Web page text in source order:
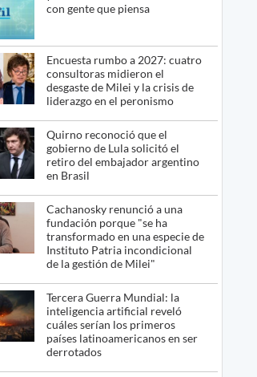
con gente que piensa
Encuesta rumbo a 2027: cuatro
consultoras midieron el
desgaste de Milei y la crisis de
liderazgo en el peronismo
Quirno reconoció que el
gobierno de Lula solicitó el
retiro del embajador argentino
en Brasil
Cachanosky renunció a una
fundación porque "se ha
transformado en una especie de
Instituto Patria incondicional
de la gestión de Milei"
Tercera Guerra Mundial: la
inteligencia artificial reveló
cuáles serían los primeros
países latinoamericanos en ser
derrotados